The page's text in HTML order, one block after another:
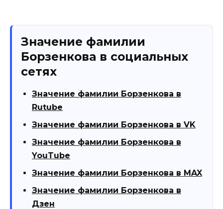
Значение фамилии
Борзенкова в социальных
сетях
Значение фамилии Борзенкова в
Rutube
Значение фамилии Борзенкова в VK
Значение фамилии Борзенкова в
YouTube
Значение фамилии Борзенкова в MAX
Значение фамилии Борзенкова в
Дзен